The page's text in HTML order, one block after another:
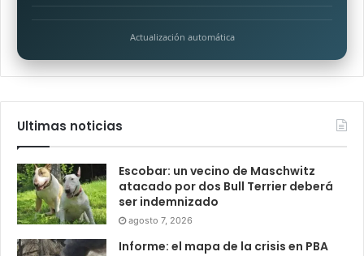
Actualización automática
Ultimas noticias
Escobar: un vecino de Maschwitz
atacado por dos Bull Terrier deberá
ser indemnizado
agosto 7, 2026
Informe: el mapa de la crisis en PBA